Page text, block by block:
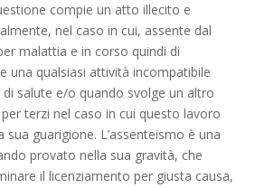
compie un atto illecito e
nel caso in cui, assente dal
malattia e in corso quindi di
una qualsiasi attività incompatibile
salute e/o quando svolge un altro
terzi nel caso in cui questo lavoro
guarigione. L’assenteismo è una
provato nella sua gravità, che
il licenziamento per giusta causa,